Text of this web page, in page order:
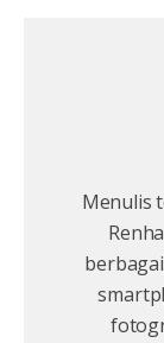
Menulis